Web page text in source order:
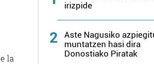
la
irizpide
2
Aste Nagusiko
muntatzen hasi dira
Donostiako Piratak